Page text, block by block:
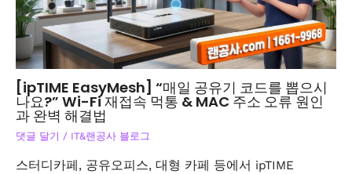
[ipTIME EasyMesh] “매일 공유기 코드를 뽑으시
나요?” Wi-Fi 재접속 먹통 & MAC 주소 오류 원인
과 완벽 해결법
댓글 달기 / IT&랜공사 블로그
스터디카페, 공유오피스, 대형 카페 등에서 ipTIME